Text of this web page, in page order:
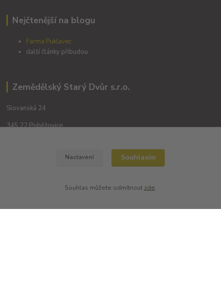
Nejčtenější na blogu
Farma Puklavec
další články přibudou
Zemědělský Starý Dvůr s.r.o.
Slovanská 24
345 22 Poběžovice
Nastavení Souhlasím
Souhlas můžete odmítnout zde.